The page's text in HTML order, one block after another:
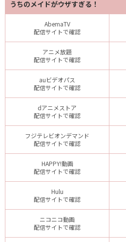
うちのメイドがウザすぎる！
AbemaTV
配信サイトで確認
アニメ放題
配信サイトで確認
auビデオパス
配信サイトで確認
dアニメストア
配信サイトで確認
フジテレビオンデマンド
配信サイトで確認
HAPPY!動画
配信サイトで確認
Hulu
配信サイトで確認
ニコニコ動画
配信サイトで確認